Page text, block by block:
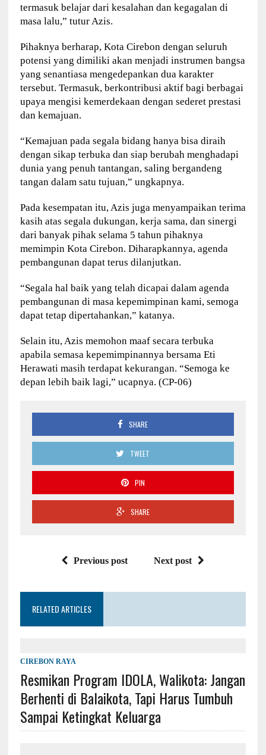
termasuk belajar dari kesalahan dan kegagalan di
masa lalu,” tutur Azis.
Pihaknya berharap, Kota Cirebon dengan seluruh
potensi yang dimiliki akan menjadi instrumen bangsa
yang senantiasa mengedepankan dua karakter
tersebut. Termasuk, berkontribusi aktif bagi berbagai
upaya mengisi kemerdekaan dengan sederet prestasi
dan kemajuan.
“Kemajuan pada segala bidang hanya bisa diraih
dengan sikap terbuka dan siap berubah menghadapi
dunia yang penuh tantangan, saling bergandeng
tangan dalam satu tujuan,” ungkapnya.
Pada kesempatan itu, Azis juga menyampaikan terima
kasih atas segala dukungan, kerja sama, dan sinergi
dari banyak pihak selama 5 tahun pihaknya
memimpin Kota Cirebon. Diharapkannya, agenda
pembangunan dapat terus dilanjutkan.
“Segala hal baik yang telah dicapai dalam agenda
pembangunan di masa kepemimpinan kami, semoga
dapat tetap dipertahankan,” katanya.
Selain itu, Azis memohon maaf secara terbuka
apabila semasa kepemimpinannya bersama Eti
Herawati masih terdapat kekurangan. “Semoga ke
depan lebih baik lagi,” ucapnya. (CP-06)
SHARE
TWEET
PIN
SHARE
Previous post Next post
RELATED ARTICLES
CIREBON RAYA
Resmikan Program IDOLA, Walikota: Jangan
Berhenti di Balaikota, Tapi Harus Tumbuh
Sampai Ketingkat Keluarga